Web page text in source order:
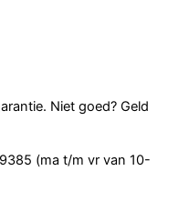
Niet goed? Geld
(ma t/m vr van 10-